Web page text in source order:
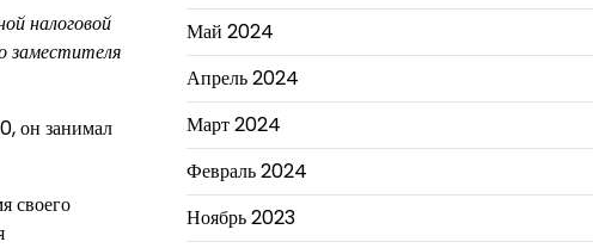
налоговой
заместителя
он занимал
своего
Май 2024
Апрель 2024
Март 2024
Февраль 2024
Ноябрь 2023